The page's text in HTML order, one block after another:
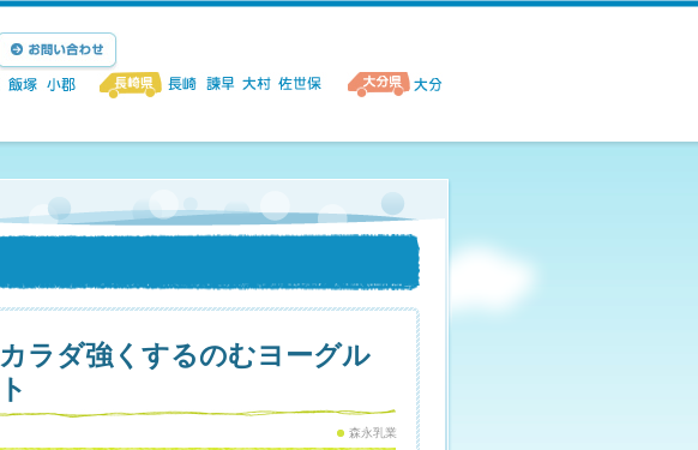
カラダ強くするのむヨーグル
ト
森永乳業